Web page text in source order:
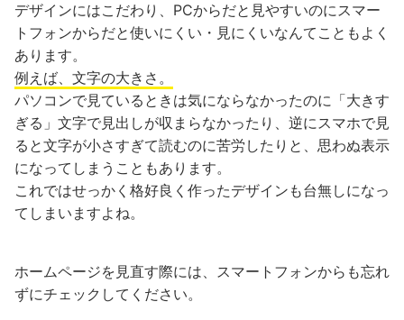
デザインにはこだわり、PCからだと見やすいのにスマー
トフォンからだと使いにくい・見にくいなんてこともよく
あります。
例えば、文字の大きさ。
パソコンで見ているときは気にならなかったのに「大きす
ぎる」文字で見出しが収まらなかったり、逆にスマホで見
ると文字が小さすぎて読むのに苦労したりと、思わぬ表示
になってしまうこともあります。
これではせっかく格好良く作ったデザインも台無しになっ
てしまいますよね。
ホームページを見直す際には、スマートフォンからも忘れ
ずにチェックしてください。